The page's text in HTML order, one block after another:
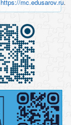
https://mc.edusarov.ru.